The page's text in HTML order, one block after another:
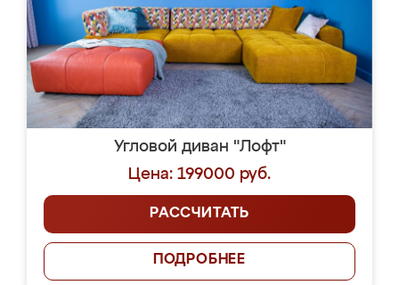
Угловой диван "Лофт"
Цена: 199000 руб.
РАССЧИТАТЬ
ПОДРОБНЕЕ